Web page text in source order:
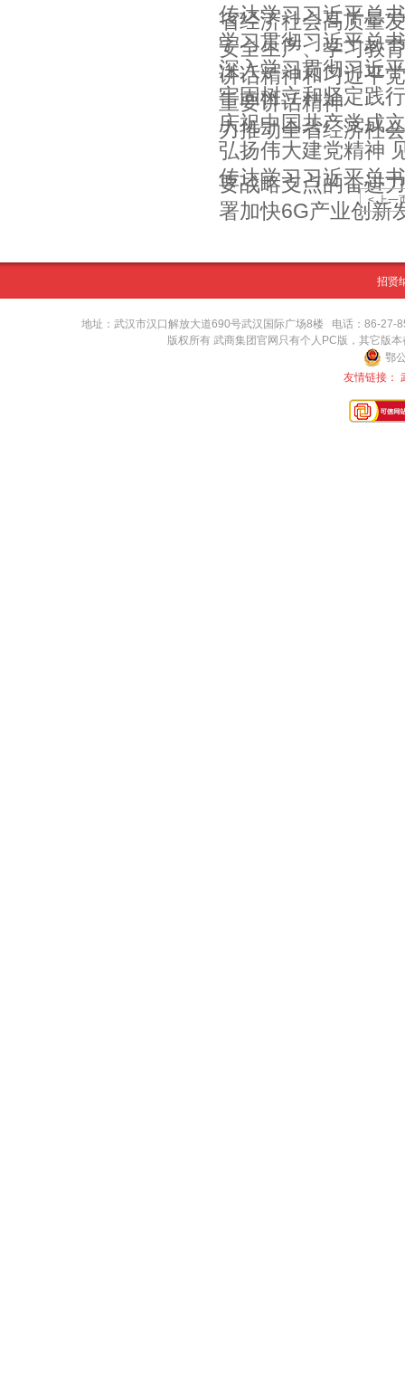
省经济社会高质量
传达学习习近平总
安全生产、学习教
学习贯彻习近平总
讲话精神和习近平
深入学习贯彻习近
重要讲话精神
牢固树立和坚定践
力推动全省经济社
庆祝中国共产党成
弘扬伟大建党精神
要战略支点的奋进
传达学习习近平总
署加快6G产业创新
< 上一
招贤
地址：武汉市汉口解放大道690号武汉国际广场8楼 电话：86-
版权所有 武商集团官网只有个人PC版，其它版
鄂
友情链接：